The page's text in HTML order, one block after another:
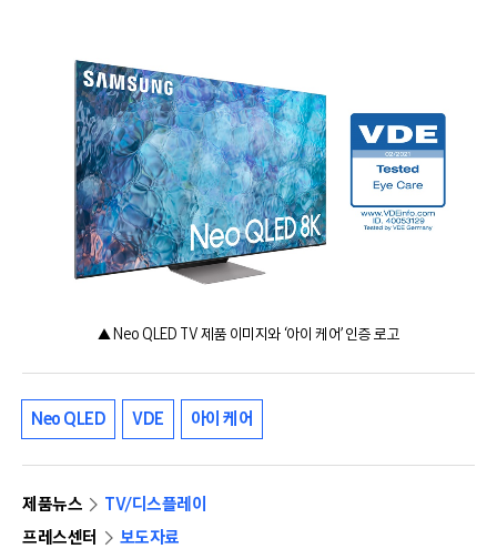
▲ Neo QLED TV 제품 이미지와 ‘아이 케어’ 인증 로고
Neo QLED VDE 아이 케어
제품뉴스
TV/디스플레이
프레스센터
보도자료